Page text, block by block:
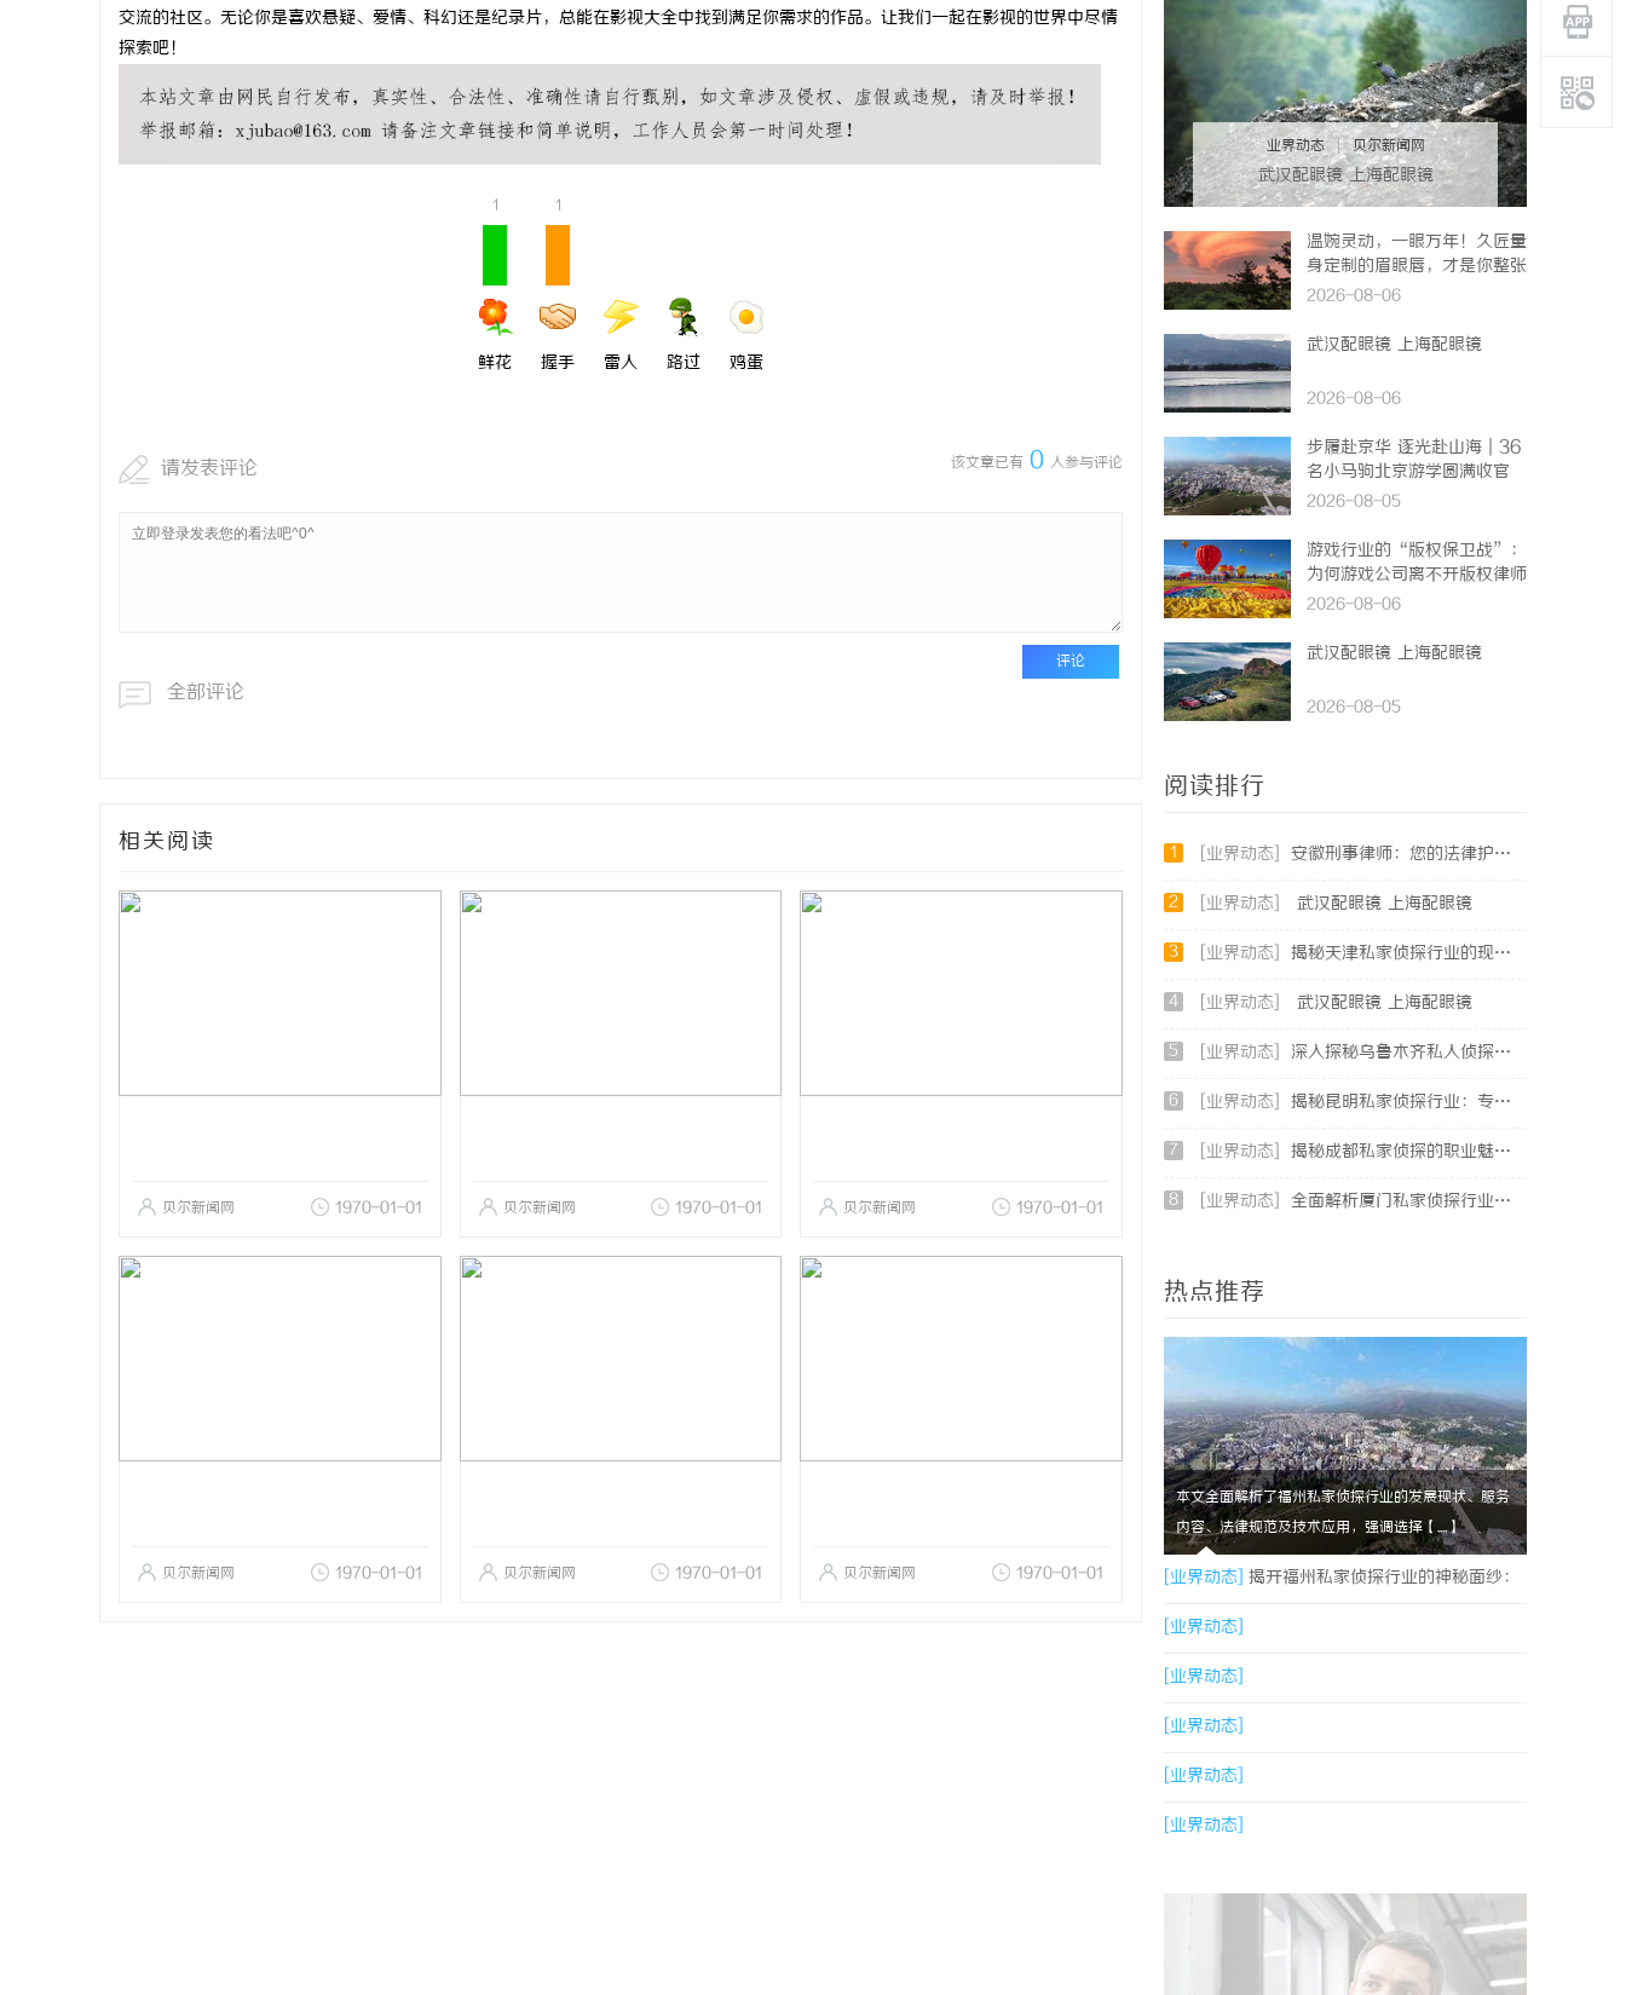
交流的社区。无论你是喜欢悬疑、爱情、科幻还是纪录片，总能在影视大全中找到满足你需求的作品。让我们一起在影视的世界中尽情
探索吧！
1
鲜花
1
握手 雷人 路过 鸡蛋
该文章已有 0 人参与评论
请发表评论
评论
全部评论
相关阅读
贝尔新闻网 1970-01-01 贝尔新闻网 1970-01-01 贝尔新闻网 1970-01-01
贝尔新闻网 1970-01-01 贝尔新闻网 1970-01-01 贝尔新闻网 1970-01-01
业界动态 | 贝尔新闻网
武汉配眼镜 上海配眼镜
温婉灵动，一眼万年！久匠量
身定制的眉眼唇，才是你整张
脸的点睛之笔！淡颜系女生的
2026-08-06
武汉配眼镜 上海配眼镜
2026-08-06
步履赴京华 逐光赴山海｜36
名小马驹北京游学圆满收官
2026-08-05
游戏行业的“版权保卫战”：
为何游戏公司离不开版权律师
2026-08-06
武汉配眼镜 上海配眼镜
2026-08-05
阅读排行
1 [业界动态] 安徽刑事律师：您的法律护航者
2 [业界动态] 武汉配眼镜 上海配眼镜
3 [业界动态] 揭秘天津私家侦探行业的现状与发展趋势
4 [业界动态] 武汉配眼镜 上海配眼镜
5 [业界动态] 深入探秘乌鲁木齐私人侦探行业的现状与未来发展趋势
6 [业界动态] 揭秘昆明私家侦探行业：专业服务与实际案例分析
7 [业界动态] 揭秘成都私家侦探的职业魅力与现实挑战
8 [业界动态] 全面解析厦门私家侦探行业的现状与发展趋势
热点推荐
本文全面解析了福州私家侦探行业的发展现状、服务
内容、法律规范及技术应用，强调选择【....】
[业界动态] 揭开福州私家侦探行业的神秘面纱：
服务、优势与法律解析
[业界动态]
[业界动态]
[业界动态]
[业界动态]
[业界动态]